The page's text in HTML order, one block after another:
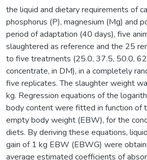
the liquid and dietary requirements of
phosphorus (P), magnesium (Mg) and
period of adaptation (40 days), five
slaughtered as reference and the 25
to five treatments (25.0, 37.5, 50.0,
concentrate, in DM), in a completely
five replicates. The slaughter weight
kg. Regression equations of the
body content were fitted in function of
empty body weight (EBW), for the
diets. By deriving these equations,
gain of 1 kg EBW (EBWG) were
average estimated coefficients of